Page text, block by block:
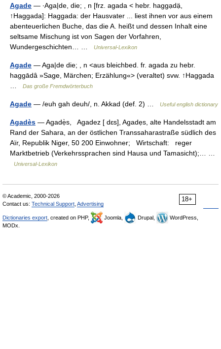
Agade — ∙Aga|de, die; , n [frz. agada < hebr. haggạdạ̈,
↑Haggada]: Haggada: der Hausvater ... liest ihnen vor aus einem
abenteuerlichen Buche, das die A. heißt und dessen Inhalt eine
seltsame Mischung ist von Sagen der Vorfahren,
Wundergeschichten… …
Universal-Lexikon
Agade — Aga|de die; , n <aus bleichbed. fr. agada zu hebr.
haggādâ »Sage, Märchen; Erzählung«> (veraltet) svw. ↑Haggada
Das große Fremdwörterbuch
Agade — /euh gah deuh/, n. Akkad (def. 2) … Useful english dictionary
Agadès — Agadẹ̀s, Agadez [ dɛs], Agadẹs, alte Handelsstadt am
Rand der Sahara, an der östlichen Transsaharastraße südlich des
Aïr, Republik Niger, 50 200 Einwohner; Wirtschaft: reger
Marktbetrieb (Verkehrssprachen sind Hausa und Tamasicht);… …
Universal-Lexikon
18+
© Academic, 2000-2026
Contact us: Technical Support Advertising
Dictionaries export , created on PHP, Joomla, Drupal,
WordPress,
MODx.